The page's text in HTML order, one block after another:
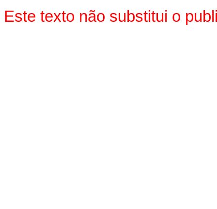
Este texto não substitui o